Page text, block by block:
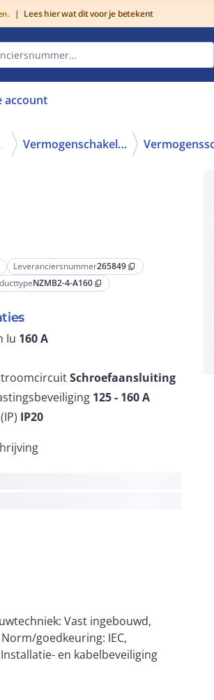
| Lees hier wat dit voor je betekent
account
Vermogenschakelaars
Leveranciersnummer265849 content_copy
NZMB2-4-A160 content_copy
Iu 160A
Schroefaansluiting
125 - 160A
IP20
en kabelbeveiliging